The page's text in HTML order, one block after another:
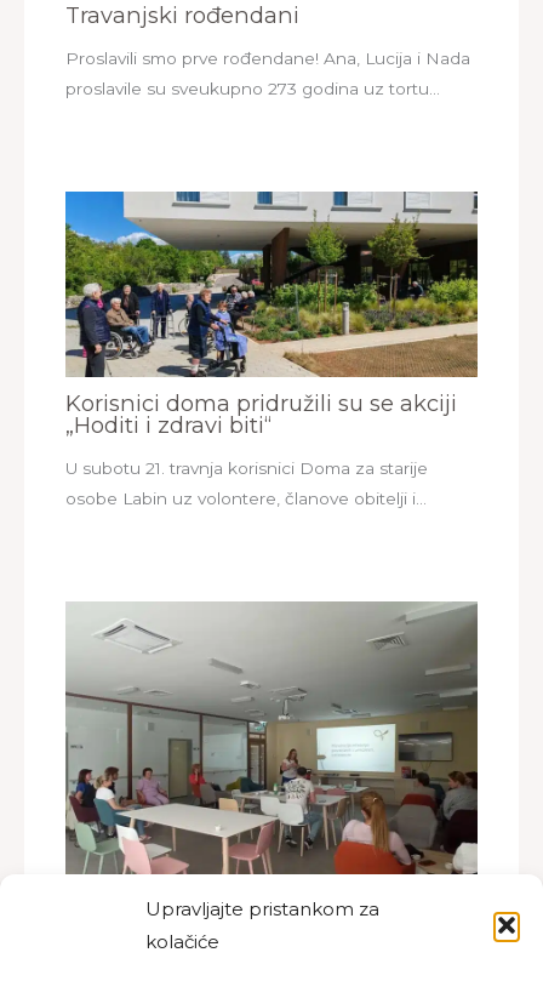
Upravljajte pristankom za
kolačiće
Travanjski rođendani
Proslavili smo prve rođendane! Ana, Lucija i Nada
proslavile su sveukupno 273 godina uz tortu…
Korisnici doma pridružili su se akciji
„Hoditi i zdravi biti“
U subotu 21. travnja korisnici Doma za starije
osobe Labin uz volontere, članove obitelji i…
Edukacija o prevenciji širenja